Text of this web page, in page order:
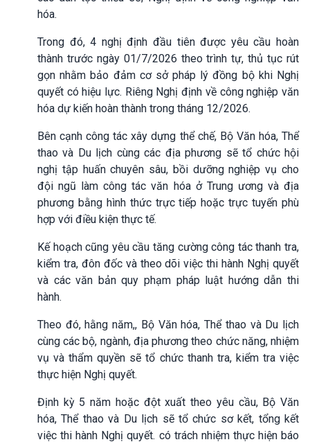
hóa.
Trong đó, 4 nghị định đầu tiên được yêu cầu hoàn
thành trước ngày 01/7/2026 theo trình tự, thủ tục rút
gọn nhằm bảo đảm cơ sở pháp lý đồng bộ khi Nghị
quyết có hiệu lực. Riêng Nghị định về công nghiệp văn
hóa dự kiến hoàn thành trong tháng 12/2026.
Bên cạnh công tác xây dựng thể chế, Bộ Văn hóa, Thể
thao và Du lịch cùng các địa phương sẽ tổ chức hội
nghị tập huấn chuyên sâu, bồi dưỡng nghiệp vụ cho
đội ngũ làm công tác văn hóa ở Trung ương và địa
phương bằng hình thức trực tiếp hoặc trực tuyến phù
hợp với điều kiện thực tế.
Kế hoạch cũng yêu cầu tăng cường công tác thanh tra,
kiểm tra, đôn đốc và theo dõi việc thi hành Nghị quyết
và các văn bản quy phạm pháp luật hướng dẫn thi
hành.
Theo đó, hằng năm,, Bộ Văn hóa, Thể thao và Du lịch
cùng các bộ, ngành, địa phương theo chức năng, nhiệm
vụ và thẩm quyền sẽ tổ chức thanh tra, kiểm tra việc
thực hiện Nghị quyết.
Định kỳ 5 năm hoặc đột xuất theo yêu cầu, Bộ Văn
hóa, Thể thao và Du lịch sẽ tổ chức sơ kết, tổng kết
việc thi hành Nghị quyết. có trách nhiệm thực hiện báo